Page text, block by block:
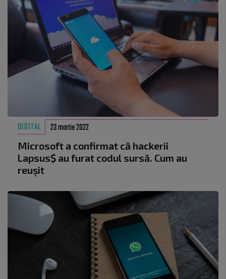
DIGITAL 23 martie 2022
Microsoft a confirmat că hackerii
Lapsus$ au furat codul sursă. Cum au
reușit